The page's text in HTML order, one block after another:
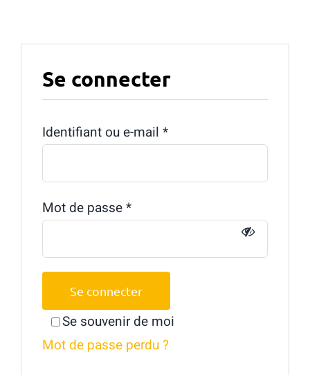
Se connecter
Identifiant ou e-mail *Obligatoire
Mot de passe*Obligatoire
Se souvenir de moi
Se connecter
Mot de passe perdu ?